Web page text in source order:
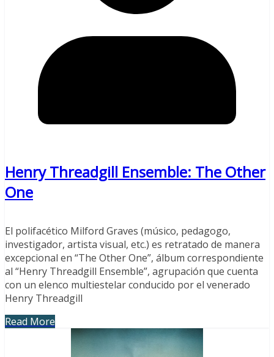
Henry Threadgill Ensemble: The Other
One
El polifacético Milford Graves (músico, pedagogo,
investigador, artista visual, etc.) es retratado de manera
excepcional en “The Other One”, álbum correspondiente
al “Henry Threadgill Ensemble”, agrupación que cuenta
con un elenco multiestelar conducido por el venerado
Henry Threadgill
Read More